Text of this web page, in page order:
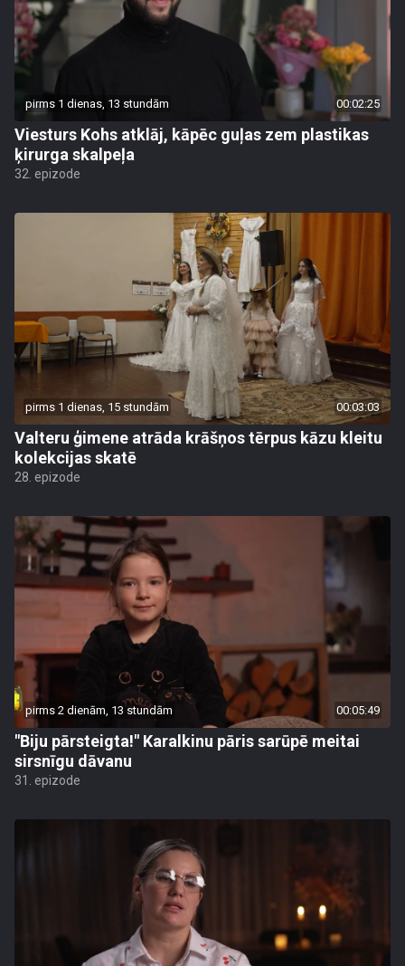
pirms 1 dienas, 13 stundām 00:02:25
Viesturs Kohs atklāj, kāpēc guļas zem plastikas
ķirurga skalpeļa
32. epizode
pirms 1 dienas, 15 stundām 00:03:03
Valteru ģimene atrāda krāšņos tērpus kāzu kleitu
kolekcijas skatē
28. epizode
pirms 2 dienām, 13 stundām 00:05:49
"Biju pārsteigta!" Karalkinu pāris sarūpē meitai
sirsnīgu dāvanu
31. epizode